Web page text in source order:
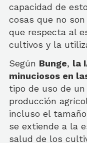
capacidad de
cosas que no
que respecta al
cultivos y la
Según Bunge, la
minuciosos en
tipo de uso de
producción
incluso el
se extiende a la
salud de los